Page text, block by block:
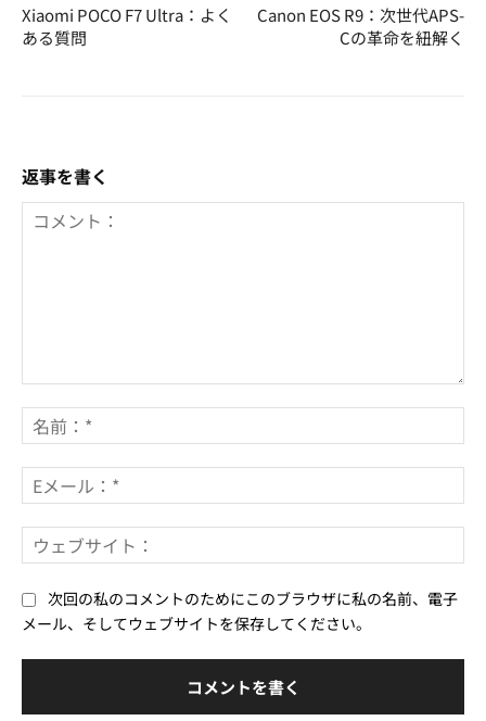
Xiaomi POCO F7 Ultra：よく
ある質問
Canon EOS R9：次世代APS-
Cの革命を紐解く
返事を書く
メ
ン
ト：
前
*
メ
ー
*ェ
次回の私のコメントのためにこのブラウザに私の名前、電子
メール、そしてウェブサイトを保存してください。